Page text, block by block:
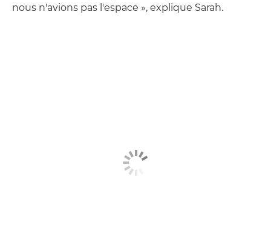
nous n'avions pas l'espace », explique Sarah.